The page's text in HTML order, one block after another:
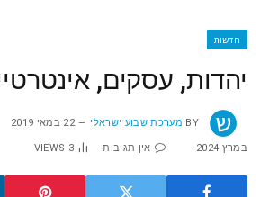
חדשות
יהדות, עסקים,
BY מערכת שבוע ישראלי 22 במאי 2019
במרץ 2024 אין תגובות 3
VIEWS